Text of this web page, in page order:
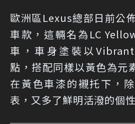
歐洲區Lexus總部日前公
車款，這輛名為LC
車，車身塗裝以
點，搭配同樣以黃色為元
在黃色車漆的襯托下，
表，又多了鮮明活潑的個性